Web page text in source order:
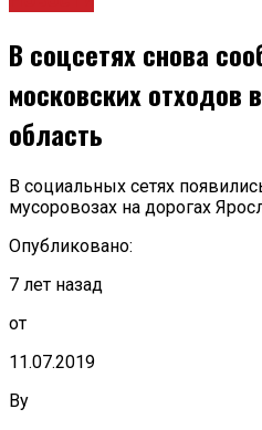
В соцсетях снова
московских отходов
область
В социальных сетях
мусоровозах на дорогах
Опубликовано:
7 лет назад
от
11.07.2019
By